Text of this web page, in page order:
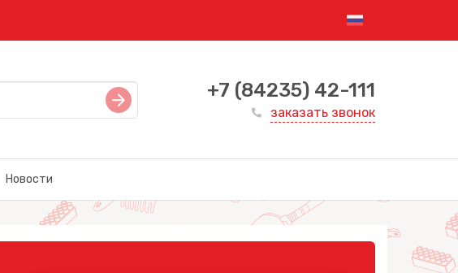
+7 (84235) 42-111
заказать звонок
Новости